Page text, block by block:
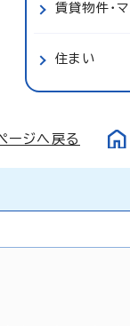
賃貸物件・
住まい
ージへ戻る